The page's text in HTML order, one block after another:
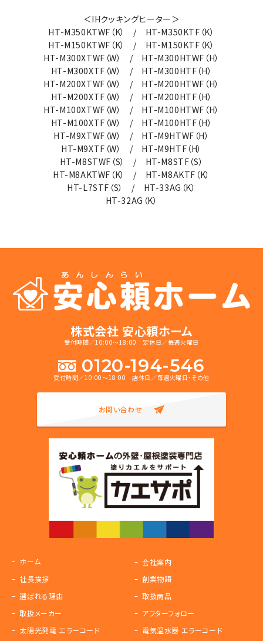
＜IHクッキングヒーター＞
HT-M350KTWF（K） / HT-M350KTF（K）
HT-M150KTWF（K） / HT-M150KTF（K）
HT-M300XTWF（W） / HT-M300HTWF（H）
HT-M300XTF（W） / HT-M300HTF（H）
HT-M200XTWF（W） / HT-M200HTWF（H）
HT-M200XTF（W） / HT-M200HTF（H）
HT-M100XTWF（W） / HT-M100HTWF（H）
HT-M100XTF（W） / HT-M100HTF（H）
HT-M9XTWF（W） / HT-M9HTWF（H）
HT-M9XTF（W） / HT-M9HTF（H）
HT-M8STWF（S） / HT-M8STF（S）
HT-M8AKTWF（K） / HT-M8AKTF（K）
HT-L7STF（S） / HT-33AG（K）
HT-32AG（K）
株式会社 安心頼ホーム
受付時間／10:00～18:00 定休日／毎週火曜日
0120-194-546
受付時間／10:00～18:00 店休日／毎週火曜日・その他
お問い合わせ
ホーム
会社案内
社長挨拶
創業物語
選ばれる理由
取扱商品
取扱メーカー
アフターフォロー
太陽光発電 エラーコード
電気温水器 エラーコード